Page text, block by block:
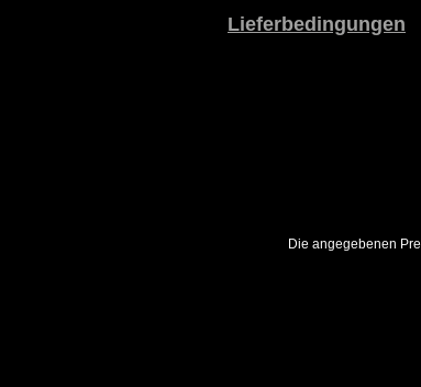
Lieferbedingungen
Die angegebenen